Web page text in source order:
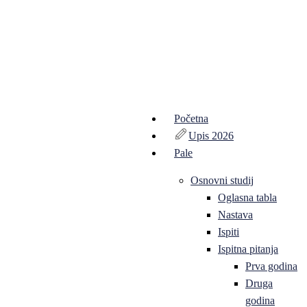
Početna
Upis 2026
Pale
Osnovni studij
Oglasna tabla
Nastava
Ispiti
Ispitna pitanja
Prva godina
Druga
godina